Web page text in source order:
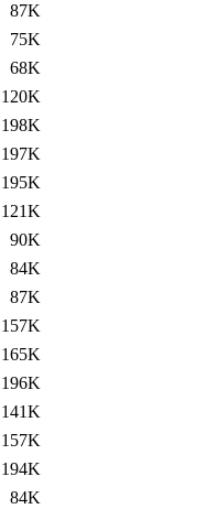
87K
75K
68K
120K
198K
197K
195K
121K
90K
84K
87K
157K
165K
196K
141K
157K
194K
84K